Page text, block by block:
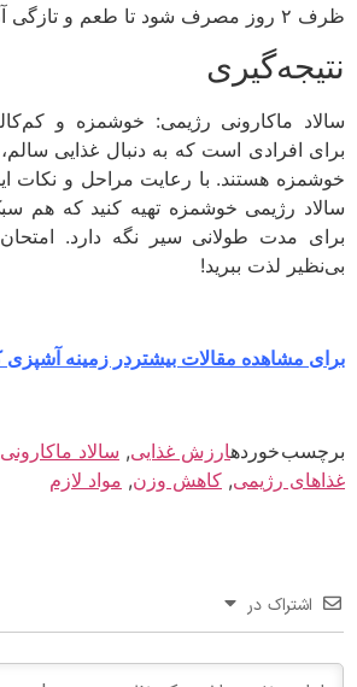
و تازگی آن حفظ شود.
ماکارونی رژیمی: خوشمزه و کم‌کالری
افرادی است که به دنبال غذایی سالم،
هستند. با رعایت مراحل و نکات این
رژیمی خوشمزه تهیه کنید که هم سبک
مدت طولانی سیر نگه دارد. امتحان
لذت ببرید!
مشاهده مقالات بیشتردر زمینه آشپزی
خوردهارزش غذایی,سالاد ماکارونی ,
رژیمی ,کاهش وزن ,مواد لازم
اشتراک در